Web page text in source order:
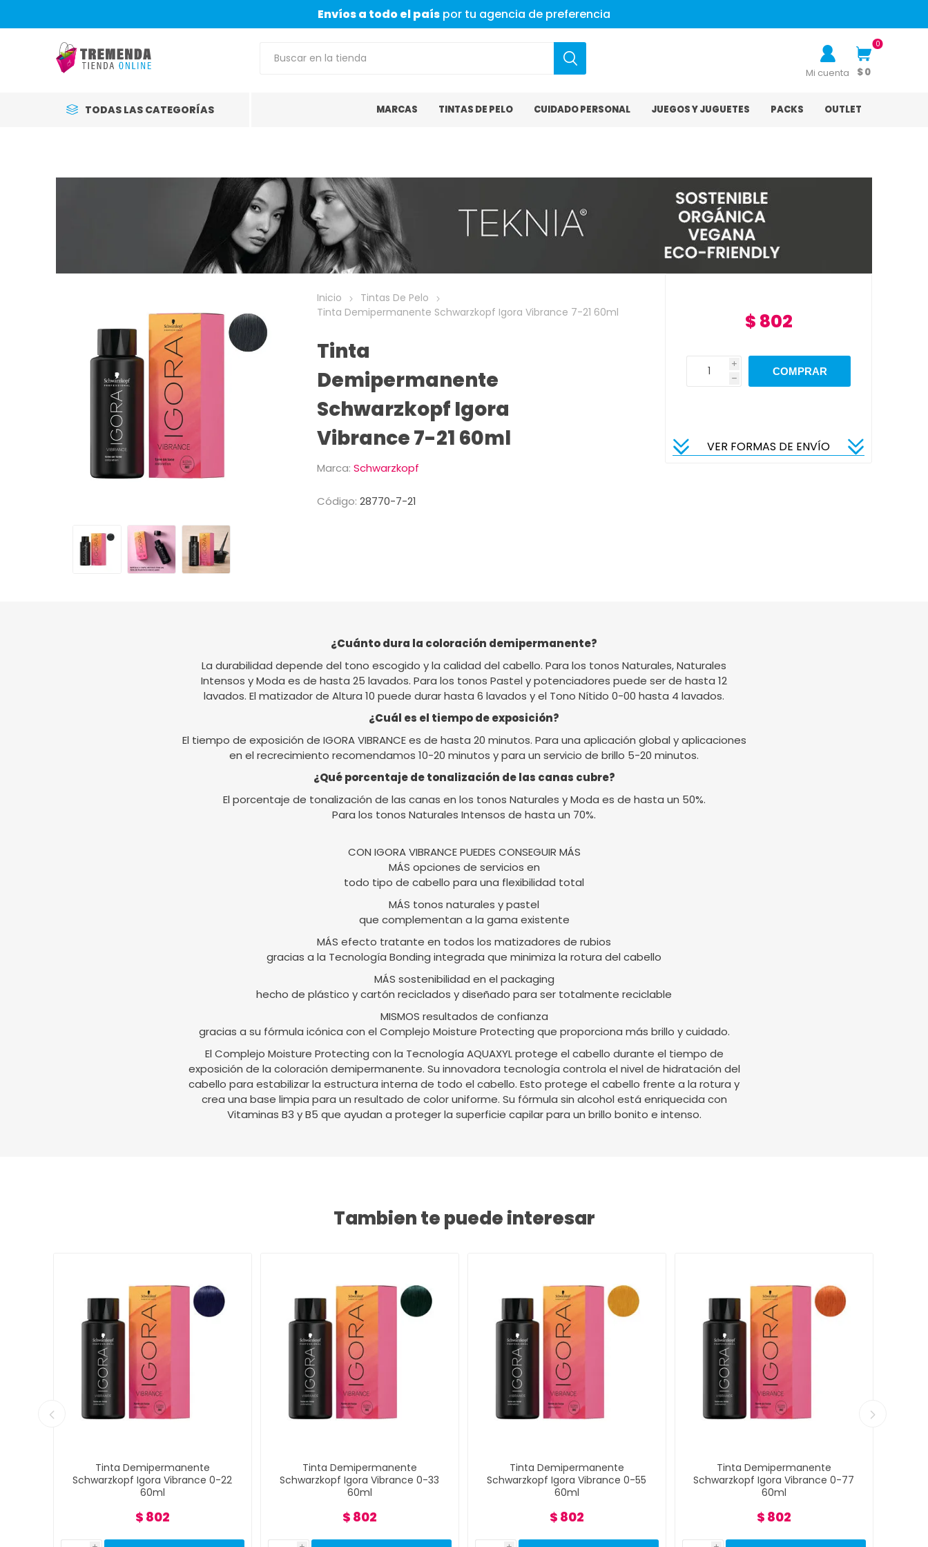
Envíos a todo el país por tu agencia de preferencia
Mi cuenta
0
$ 0
TODAS LAS CATEGORÍAS MARCAS TINTAS DE PELO CUIDADO PERSONAL JUEGOS Y JUGUETES PACKS OUTLET
Inicio
Tintas De Pelo
Tinta Demipermanente Schwarzkopf Igora Vibrance 7-21 60ml
Tinta
Demipermanente
Schwarzkopf Igora
Vibrance 7-21 60ml
Marca: Schwarzkopf
Código: 28770-7-21
$ 802
i
h
VER FORMAS DE ENVÍO
¿Cuánto dura la coloración demipermanente?
La durabilidad depende del tono escogido y la calidad del cabello. Para los tonos Naturales, Naturales
Intensos y Moda es de hasta 25 lavados. Para los tonos Pastel y potenciadores puede ser de hasta 12
lavados. El matizador de Altura 10 puede durar hasta 6 lavados y el Tono Nítido 0-00 hasta 4 lavados.
¿Cuál es el tiempo de exposición?
El tiempo de exposición de IGORA VIBRANCE es de hasta 20 minutos. Para una aplicación global y aplicaciones
en el recrecimiento recomendamos 10-20 minutos y para un servicio de brillo 5-20 minutos.
¿Qué porcentaje de tonalización de las canas cubre?
El porcentaje de tonalización de las canas en los tonos Naturales y Moda es de hasta un 50%.
Para los tonos Naturales Intensos de hasta un 70%.
CON IGORA VIBRANCE PUEDES CONSEGUIR MÁS
MÁS opciones de servicios en
todo tipo de cabello para una flexibilidad total
MÁS tonos naturales y pastel
que complementan a la gama existente
MÁS efecto tratante en todos los matizadores de rubios
gracias a la Tecnología Bonding integrada que minimiza la rotura del cabello
MÁS sostenibilidad en el packaging
hecho de plástico y cartón reciclados y diseñado para ser totalmente reciclable
MISMOS resultados de confianza
gracias a su fórmula icónica con el Complejo Moisture Protecting que proporciona más brillo y cuidado.
El Complejo Moisture Protecting con la Tecnología AQUAXYL protege el cabello durante el tiempo de
exposición de la coloración demipermanente. Su innovadora tecnología controla el nivel de hidratación del
cabello para estabilizar la estructura interna de todo el cabello. Esto protege el cabello frente a la rotura y
crea una base limpia para un resultado de color uniforme. Su fórmula sin alcohol está enriquecida con
Vitaminas B3 y B5 que ayudan a proteger la superficie capilar para un brillo bonito e intenso.
Tambien te puede interesar
Tinta Demipermanente
Schwarzkopf Igora Vibrance 0-22
60ml
$ 802
Tinta Demipermanente
Schwarzkopf Igora Vibrance 0-33
60ml
$ 802
Tinta Demipermanente
Schwarzkopf Igora Vibrance 0-55
60ml
$ 802
Tinta Demipermanente
Schwarzkopf Igora Vibrance 0-77
60ml
$ 802